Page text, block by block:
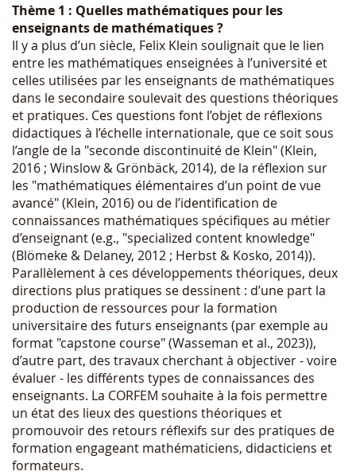
Thème 1 : Quelles mathématiques pour les
enseignants de mathématiques ?
Il y a plus d’un siècle, Felix Klein soulignait que le lien
entre les mathématiques enseignées à l’université et
celles utilisées par les enseignants de mathématiques
dans le secondaire soulevait des questions théoriques
et pratiques. Ces questions font l’objet de réflexions
didactiques à l’échelle internationale, que ce soit sous
l’angle de la "seconde discontinuité de Klein" (Klein,
2016 ; Winslow & Grönbäck, 2014), de la réflexion sur
les "mathématiques élémentaires d’un point de vue
avancé" (Klein, 2016) ou de l’identification de
connaissances mathématiques spécifiques au métier
d’enseignant (e.g., "specialized content knowledge"
(Blömeke & Delaney, 2012 ; Herbst & Kosko, 2014)).
Parallèlement à ces développements théoriques, deux
directions plus pratiques se dessinent : d’une part la
production de ressources pour la formation
universitaire des futurs enseignants (par exemple au
format "capstone course" (Wasseman et al., 2023)),
d’autre part, des travaux cherchant à objectiver - voire
évaluer - les différents types de connaissances des
enseignants. La CORFEM souhaite à la fois permettre
un état des lieux des questions théoriques et
promouvoir des retours réflexifs sur des pratiques de
formation engageant mathématiciens, didacticiens et
formateurs.